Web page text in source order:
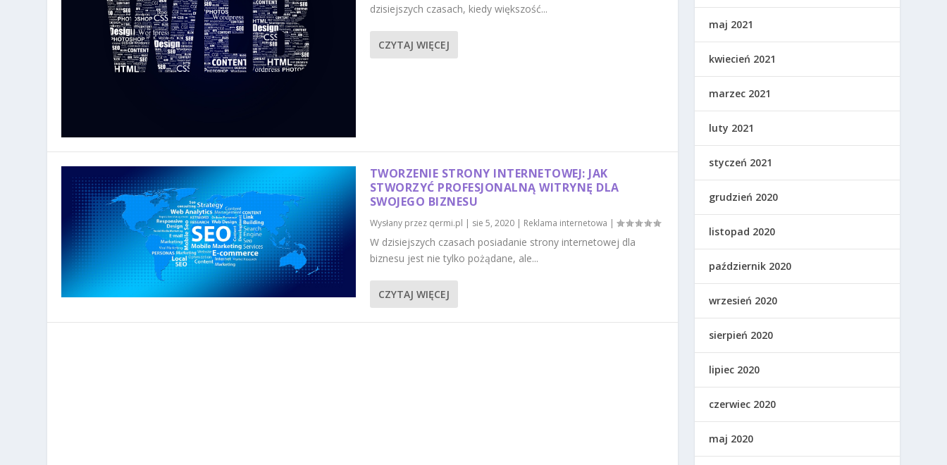
dzisiejszych czasach, kiedy większość...
CZYTAJ WIĘCEJ
TWORZENIE STRONY INTERNETOWEJ: JAK
STWORZYĆ PROFESJONALNĄ WITRYNĘ DLA
SWOJEGO BIZNESU
Wysłany przez qermi.pl | sie 5, 2020| Reklama internetowa |
W dzisiejszych czasach posiadanie strony internetowej dla
biznesu jest nie tylko pożądane, ale...
CZYTAJ WIĘCEJ
maj 2021
kwiecień 2021
marzec 2021
luty 2021
styczeń 2021
grudzień 2020
listopad 2020
październik 2020
wrzesień 2020
sierpień 2020
lipiec 2020
czerwiec 2020
maj 2020